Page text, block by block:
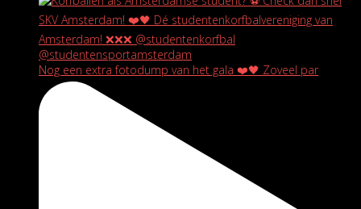
Nog een extra fotodump van het gala ❤️🖤 Zoveel par